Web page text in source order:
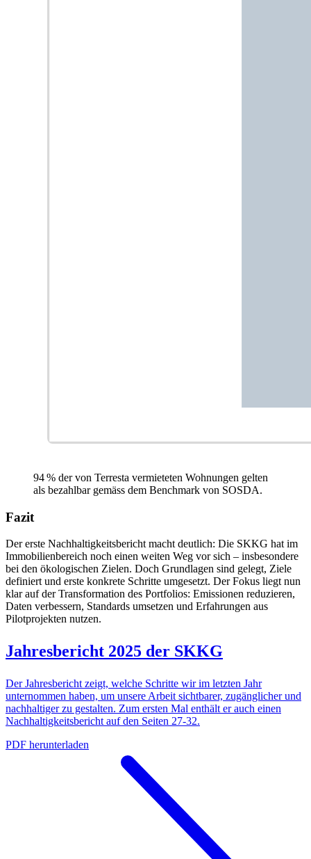
94 % der von Terresta vermieteten Wohnungen gelten
als bezahlbar gemäss dem Benchmark von SOSDA.
Fazit
Der erste Nachhaltigkeitsbericht macht deutlich: Die SKKG hat im
Immobilienbereich noch einen weiten Weg vor sich – insbesondere
bei den ökologischen Zielen. Doch Grundlagen sind gelegt, Ziele
definiert und erste konkrete Schritte umgesetzt. Der Fokus liegt nun
klar auf der Transformation des Portfolios: Emissionen reduzieren,
Daten verbessern, Standards umsetzen und Erfahrungen aus
Pilotprojekten nutzen.
Jahresbericht 2025 der SKKG
Der Jahresbericht zeigt, welche Schritte wir im letzten Jahr
unternommen haben, um unsere Arbeit sichtbarer, zugänglicher und
nachhaltiger zu gestalten. Zum ersten Mal enthält er auch einen
Nachhaltigkeitsbericht auf den Seiten 27-32.
PDF herunterladen